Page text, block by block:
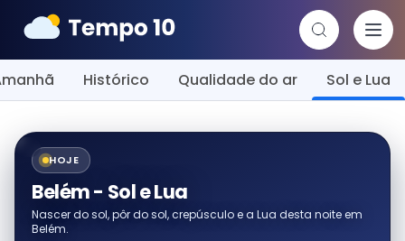
Histórico Qualidade do ar Sol e Lua
HOJE
Belém - Sol e Lua
Nascer do sol, pôr do sol, crepúsculo e a Lua desta noite em
Belém.